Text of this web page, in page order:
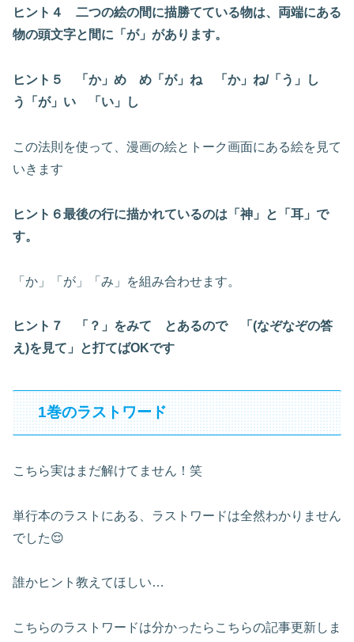
ヒント４ 二つの絵の間に描勝てている物は、両端にある
物の頭文字と間に「が」があります。
ヒント５ 「か」め め「が」ね 「か」ね/「う」し
う「が」い 「い」し
この法則を使って、漫画の絵とトーク画面にある絵を見て
いきます
ヒント６最後の行に描かれているのは「神」と「耳」で
す。
「か」「が」「み」を組み合わせます。
ヒント７ 「？」をみて とあるので 「(なぞなぞの答
え)を見て」と打てばOKです
1巻のラストワード
こちら実はまだ解けてません！笑
単行本のラストにある、ラストワードは全然わかりません
でした😌
誰かヒント教えてほしい…
こちらのラストワードは分かったらこちらの記事更新しま